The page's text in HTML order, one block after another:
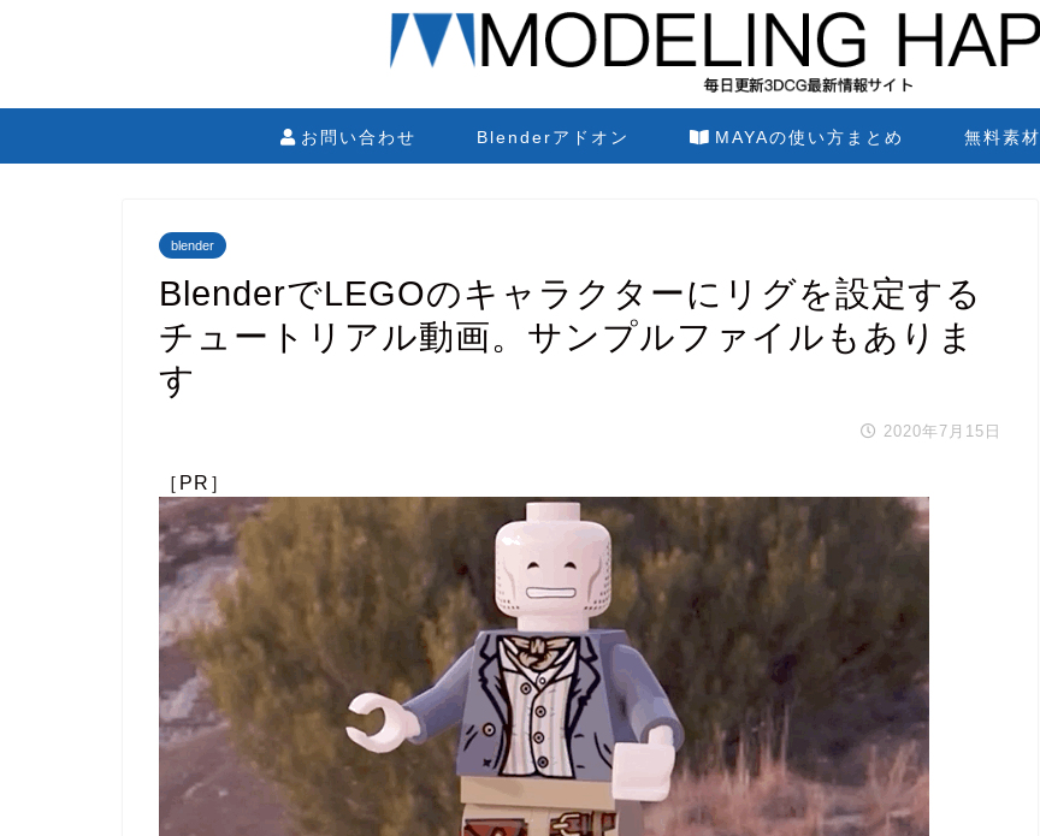
お問い合わせ Blenderアドオン MAYAの使い方まとめ 無料素材
blender
BlenderでLEGOのキャラクターにリグを設定する
チュートリアル動画。サンプルファイルもありま
す
2020年7月15日
［PR］